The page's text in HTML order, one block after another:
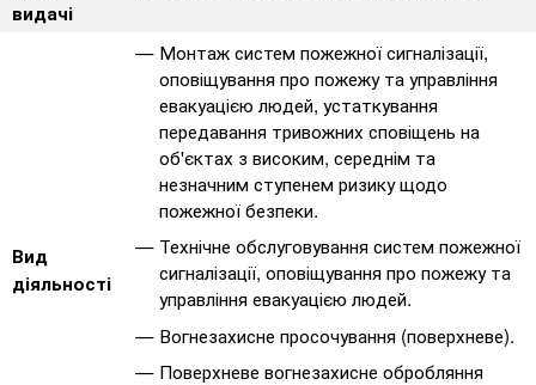
видачі
Вид
діяльності
Монтаж систем пожежної сигналізації,
оповіщування про пожежу та управління
евакуацією людей, устаткування
передавання тривожних сповіщень на
об'єктах з високим, середнім та
незначним ступенем ризику щодо
пожежної безпеки.
Технічне обслуговування систем пожежної
сигналізації, оповіщування про пожежу та
управління евакуацією людей.
Вогнезахисне просочування (поверхневе).
Поверхневе вогнезахисне обробляння